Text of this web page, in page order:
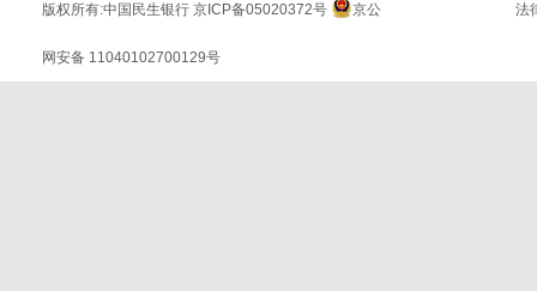
版权所有:中国民生银行 京ICP备05020372号 京公
网安备 11040102700129号
法